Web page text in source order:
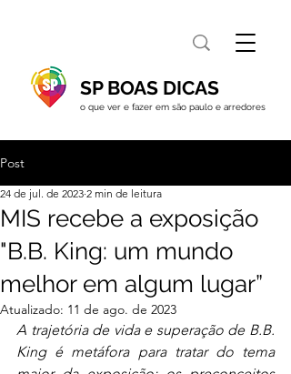
SP BOAS DICAS
o que ver e fazer em são paulo e arredores
Post
MIS recebe a exposição
"B.B. King: um mundo
melhor em algum lugar”
24 de jul. de 2023 2 min de leitura
Atualizado: 11 de ago. de 2023
A trajetória de vida e superação de B.B.
King é metáfora para tratar do tema